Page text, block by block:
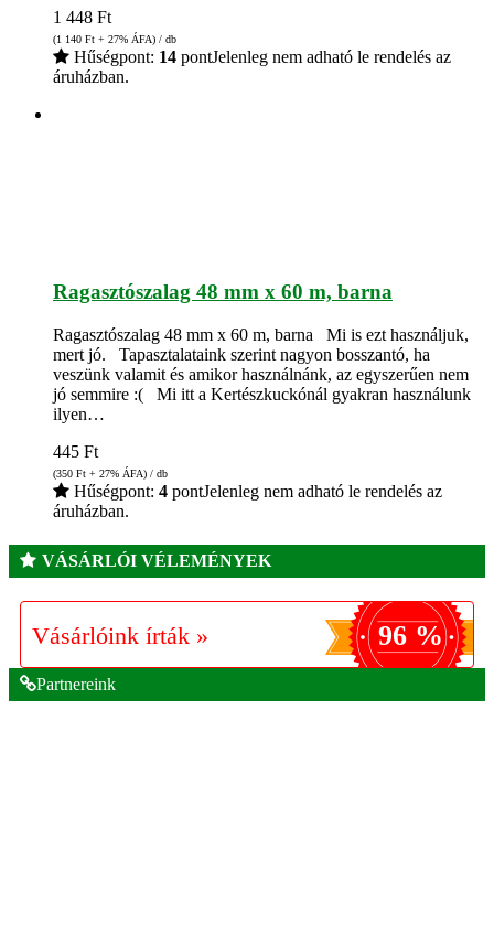
1 448 Ft
(1 140 Ft + 27% ÁFA) / db
Hűségpont: 14 pontJelenleg nem adható le rendelés az
áruházban.
Ragasztószalag 48 mm x 60 m, barna
Ragasztószalag 48 mm x 60 m, barna Mi is ezt használjuk,
mert jó. Tapasztalataink szerint nagyon bosszantó, ha
veszünk valamit és amikor használnánk, az egyszerűen nem
jó semmire :( Mi itt a Kertészkuckónál gyakran használunk
ilyen…
445 Ft
(350 Ft + 27% ÁFA) / db
Hűségpont: 4 pontJelenleg nem adható le rendelés az
áruházban.
VÁSÁRLÓI VÉLEMÉNYEK
Vásárlóink írták » 96 %
Partnereink